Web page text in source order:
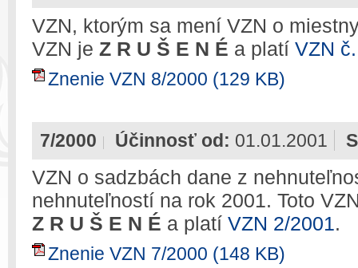
VZN, ktorým sa mení VZN o
VZN je Z R U Š E N É a platí VZN
Znenie VZN 8/2000 (129 KB)
7/2000 Účinnosť od: 01.01.2001
VZN o sadzbách dane z
nehnuteľností na rok 2001. Toto
Z R U Š E N É a platí VZN 2/2001.
Znenie VZN 7/2000 (148 KB)